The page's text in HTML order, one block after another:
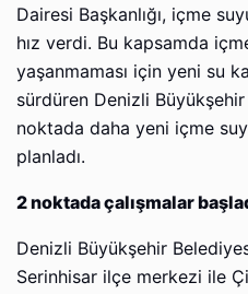
Dairesi Başkanlığı, içme
hız verdi. Bu kapsamda
yaşanmaması için yeni su
sürdüren Denizli
noktada daha yeni içme
planladı.
2 noktada çalışmalar
Denizli Büyükşehir
Serinhisar ilçe merkezi ile